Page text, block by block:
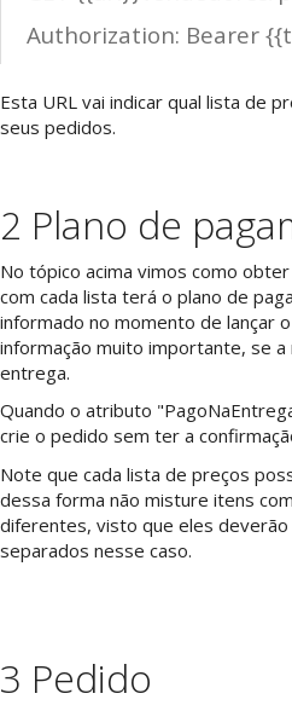
Authorization: Bearer
Esta URL vai indicar qual lista de
seus pedidos.
2 Plano de
No tópico acima vimos como
com cada lista terá o plano de
informado no momento de lançar
informação muito importante, se a
entrega.
Quando o atributo
crie o pedido sem ter a
Note que cada lista de preços
dessa forma não misture itens
diferentes, visto que eles
separados nesse caso.
3 Pedido